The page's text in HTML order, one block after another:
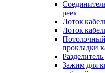
реек
Лоток
Лоток
прокладки
Зажим для